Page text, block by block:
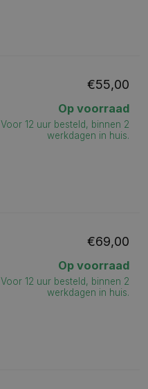
€55,00
Op voorraad
Voor 12 uur besteld, binnen 2
werkdagen in huis.
€69,00
Op voorraad
Voor 12 uur besteld, binnen 2
werkdagen in huis.